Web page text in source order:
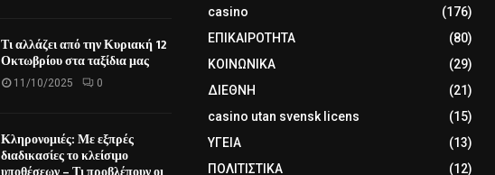
Τι αλλάζει από την Κυριακή 12
Οκτωβρίου στα ταξίδια μας
11/10/2025 0
Κληρονομιές: Με εξπρές
διαδικασίες το κλείσιμο
casino
(176)
ΕΠΙΚΑΙΡΟΤΗΤΑ
(80)
ΚΟΙΝΩΝΙΚΑ
(29)
ΔΙΕΘΝΗ
(21)
casino utan svensk licens
(15)
ΥΓΕΙΑ
(13)
ΠΟΛΙΤΙΣΤΙΚΑ
(12)